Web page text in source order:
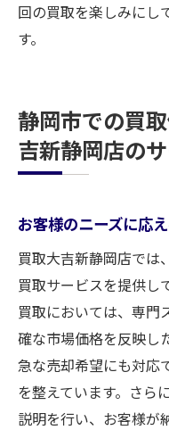
回の買取を楽しみにし
す。
静岡市での買
吉新静岡店の
お客様のニーズに応
買取大吉新静岡店では
買取サービスを提供し
買取においては、専門
確な市場価格を反映し
急な売却希望にも対応
を整えています。さら
説明を行い、お客様が